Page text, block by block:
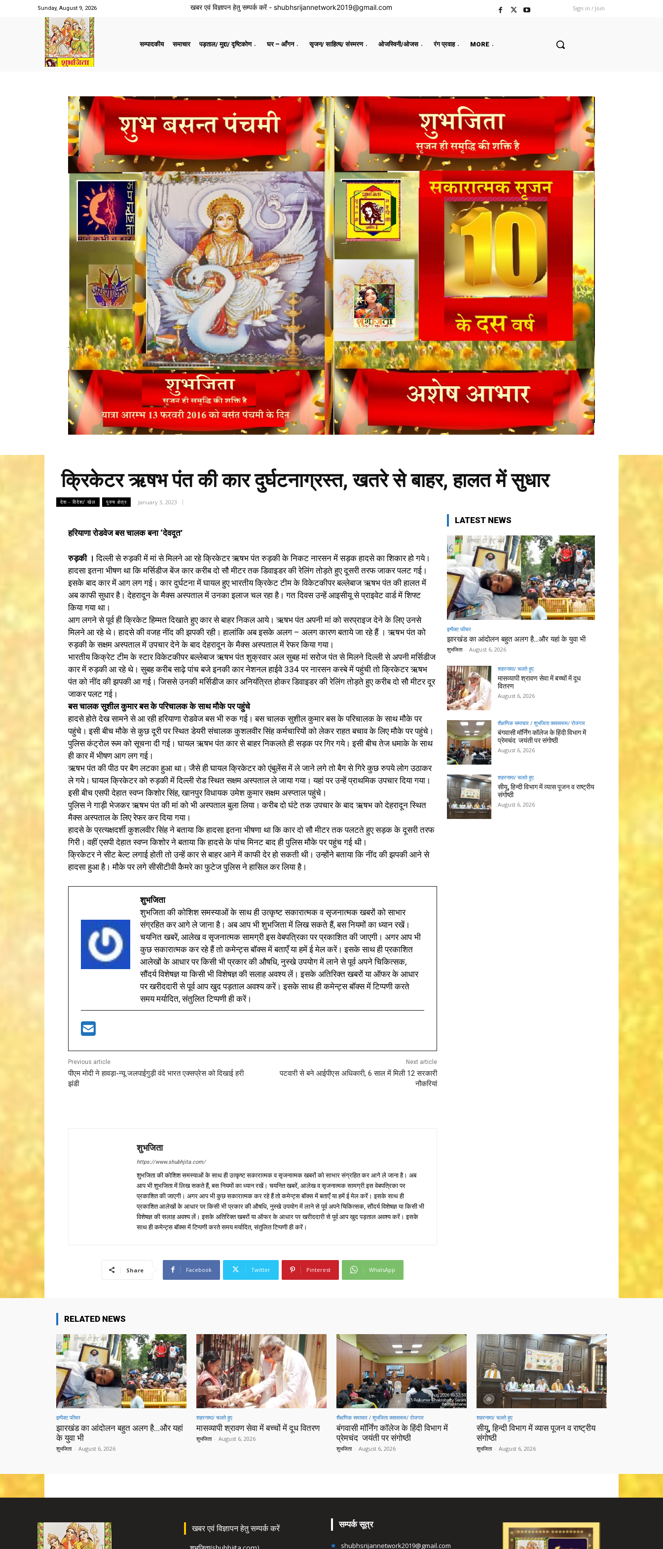
Sunday, August 9, 2026 खबर एवं विज्ञापन हेतु सम्पर्क करें - shubhsrijannetwork2019@gmail.com Sign in / Join
सम्पादकीय समाचार पड़ताल/ मुद्दा/ दृष्टिकोण घर – आँगन सृजन/ साहित्य/ संस्मरण ओजस्विनी/ओजस रंग प्रवाह MORE
क्रिकेटर ऋषभ पंत की कार दुर्घटनाग्रस्त, खतरे से बाहर, हालत में सुधार
देश - विदेश/ खेल पुरुष क्षेत्र January 3, 2023
हरियाणा रोडवेज बस चालक बना ‘देवदूत’
रुड़की । दिल्ली से रुड़की में मां से मिलने आ रहे क्रिकेटर ऋषभ पंत रुड़की के निकट नारसन में सड़क हादसे का शिकार हो गये।
हादसा इतना भीषण था कि मर्सिडीज बेंज कार करीब दो सौ मीटर तक डिवाइडर की रेलिंग तोड़ते हुए दूसरी तरफ जाकर पलट गई।
इसके बाद कार में आग लग गई। कार दुर्घटना में घायल हुए भारतीय क्रिकेट टीम के विकेटकीपर बल्लेबाज ऋषभ पंत की हालत में
अब काफी सुधार है। देहरादून के मैक्स अस्पताल में उनका इलाज चल रहा है। गत दिवस उन्हें आइसीयू से प्राइवेट वार्ड में शिफ्ट
किया गया था।
आग लगने से पूर्व ही क्रिकेट हिम्मत दिखाते हुए कार से बाहर निकल आये। ऋषभ पंत अपनी मां को सरप्राइज देने के लिए उनसे
मिलने आ रहे थे। हादसे की वजह नींद की झपकी रही। हालांकि अब इसके अलग – अलग कारण बताये जा रहे हैं । ऋषभ पंत को
रुड़की के सक्षम अस्पताल में उपचार देने के बाद देहरादून के मैक्स अस्पताल में रेफर किया गया।
भारतीय किक्रेट टीम के स्टार विकेटकीपर बल्लेबाज ऋषभ पंत शुक्रवार अल सुबह मां सरोज पंत से मिलने दिल्ली से अपनी मर्सिडीज
कार में रुड़की आ रहे थे। सुबह करीब साढ़े पांच बजे इनकी कार नेशनल हाईवे 334 पर नारसन कस्बे में पहुंची तो क्रिकेटर ऋषभ
पंत को नींद की झपकी आ गई। जिससे उनकी मर्सिडीज कार अनियंत्रित होकर डिवाइडर की रेलिंग तोड़ते हुए करीब दो सौ मीटर दूर
जाकर पलट गई।
बस चालक सुशील कुमार बस के परिचालक के साथ मौके पर पहुंचे
हादसे होते देख सामने से आ रही हरियाणा रोडवेज बस भी रुक गई। बस चालक सुशील कुमार बस के परिचालक के साथ मौके पर
पहुंचे। इसी बीच मौके से कुछ दूरी पर स्थित डेयरी संचालक कुशलवीर सिंह कर्मचारियों को लेकर राहत बचाव के लिए मौके पर पहुंचे।
पुलिस कंट्रोल रूम को सूचना दी गई। घायल ऋषभ पंत कार से बाहर निकलते ही सड़क पर गिर गये। इसी बीच तेज धमाके के साथ
ही कार में भीषण आग लग गई।
ऋषभ पंत की पीठ पर बैग लटका हुआ था। जैसे ही घायल क्रिकेटर को एंबुलेंस में ले जाने लगे तो बैग से गिरे कुछ रुपये लोग उठाकर
ले गये। घायल क्रिकेटर को रुड़की में दिल्ली रोड स्थित सक्षम अस्पताल ले जाया गया। यहां पर उन्हें प्राथमिक उपचार दिया गया।
इसी बीच एसपी देहात स्वप्न किशोर सिंह, खानपुर विधायक उमेश कुमार सक्षम अस्प्ताल पहुंचे।
पुलिस ने गाड़ी भेजकर ऋषभ पंत की मां को भी अस्पताल बुला लिया। करीब दो घंटे तक उपचार के बाद ऋषभ को देहरादून स्थित
मैक्स अस्पताल के लिए रेफर कर दिया गया।
हादसे के प्रत्यक्षदर्शी कुशलवीर सिंह ने बताया कि हादसा इतना भीषणा था कि कार दो सौ मीटर तक पलटते हुए सड़क के दूसरी तरफ
गिरी। वहीं एसपी देहात स्वप्न किशोर ने बताया कि हादसे के पांच मिनट बाद ही पुलिस मौके पर पहुंच गई थी।
क्रिकेटर ने सीट बेल्ट लगाई होती तो उन्हें कार से बाहर आने में काफी देर हो सकती थी। उन्होंने बताया कि नींद की झपकी आने से
हादसा हुआ है। मौके पर लगे सीसीटीवी कैमरे का फुटेज पुलिस ने हासिल कर लिया है।
शुभजिता
शुभजिता की कोशिश समस्याओं के साथ ही उत्कृष्ट सकारात्मक व सृजनात्मक खबरों को साभार
संग्रहित कर आगे ले जाना है। अब आप भी शुभजिता में लिख सकते हैं, बस नियमों का ध्यान रखें।
चयनित खबरें, आलेख व सृजनात्मक सामग्री इस वेबपत्रिका पर प्रकाशित की जाएगी। अगर आप भी
कुछ सकारात्मक कर रहे हैं तो कमेन्ट्स बॉक्स में बताएँ या हमें ई मेल करें। इसके साथ ही प्रकाशित
आलेखों के आधार पर किसी भी प्रकार की औषधि, नुस्खे उपयोग में लाने से पूर्व अपने चिकित्सक,
सौंदर्य विशेषज्ञ या किसी भी विशेषज्ञ की सलाह अवश्य लें। इसके अतिरिक्त खबरों या ऑफर के आधार
पर खरीददारी से पूर्व आप खुद पड़ताल अवश्य करें। इसके साथ ही कमेन्ट्स बॉक्स में टिप्पणी करते
समय मर्यादित, संतुलित टिप्पणी ही करें।
Previous article
पीएम मोदी ने हावड़ा-न्यू जलपाईगुड़ी वंदे भारत एक्सप्रेस को दिखाई हरी
झंडी
Next article
पटवारी से बने आईपीएस अधिकारी, 6 साल में मिली 12 सरकारी
नौकरियां
शुभजिता
https://www.shubhjita.com/
शुभजिता की कोशिश समस्याओं के साथ ही उत्कृष्ट सकारात्मक व सृजनात्मक खबरों को साभार संग्रहित कर आगे ले जाना है। अब
आप भी शुभजिता में लिख सकते हैं, बस नियमों का ध्यान रखें। चयनित खबरें, आलेख व सृजनात्मक सामग्री इस वेबपत्रिका पर
प्रकाशित की जाएगी। अगर आप भी कुछ सकारात्मक कर रहे हैं तो कमेन्ट्स बॉक्स में बताएँ या हमें ई मेल करें। इसके साथ ही
प्रकाशित आलेखों के आधार पर किसी भी प्रकार की औषधि, नुस्खे उपयोग में लाने से पूर्व अपने चिकित्सक, सौंदर्य विशेषज्ञ या किसी भी
विशेषज्ञ की सलाह अवश्य लें। इसके अतिरिक्त खबरों या ऑफर के आधार पर खरीददारी से पूर्व आप खुद पड़ताल अवश्य करें। इसके
साथ ही कमेन्ट्स बॉक्स में टिप्पणी करते समय मर्यादित, संतुलित टिप्पणी ही करें।
Share Facebook Twitter Pinterest WhatsApp
LATEST NEWS
इम्पैक्ट फीचर
झारखंड का आंदोलन बहुत अलग है…और यहां के युवा भी
शुभजिता - August 6, 2026
शहरनामा/ चलते हुए
मासव्यापी श्रावण सेवा में बच्चों में दूध
वितरण
August 6, 2026
शैक्षणिक समाचार / शुभजिता क्सासरूम/ रोजगार
बंगवासी मॉर्निंग कॉलेज के हिंदी विभाग में
प्रेमचंद जयंती पर संगोष्ठी
August 6, 2026
शहरनामा/ चलते हुए
सीयू, हिन्दी विभाग में व्यास पूजन व राष्ट्रीय
संगोष्ठी
August 6, 2026
RELATED NEWS
इम्पैक्ट फीचर
झारखंड का आंदोलन बहुत अलग है…और यहां
के युवा भी
शुभजिता - August 6, 2026
शहरनामा/ चलते हुए
मासव्यापी श्रावण सेवा में बच्चों में दूध वितरण
शुभजिता - August 6, 2026
शैक्षणिक समाचार / शुभजिता क्सासरूम/ रोजगार
बंगवासी मॉर्निंग कॉलेज के हिंदी विभाग में
प्रेमचंद जयंती पर संगोष्ठी
शुभजिता - August 6, 2026
शहरनामा/ चलते हुए
सीयू, हिन्दी विभाग में व्यास पूजन व राष्ट्रीय
संगोष्ठी
शुभजिता - August 6, 2026
खबर एवं विज्ञापन हेतु सम्पर्क करें सम्पर्क सूत्र
shubhsrijannetwork2019@gmail.com